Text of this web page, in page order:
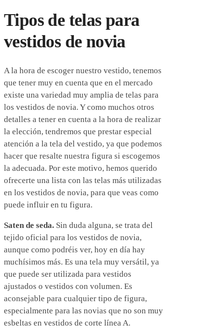
Tipos de telas para
vestidos de novia
A la hora de escoger nuestro vestido, tenemos
que tener muy en cuenta que en el mercado
existe una variedad muy amplia de telas para
los vestidos de novia. Y como muchos otros
detalles a tener en cuenta a la hora de realizar
la elección, tendremos que prestar especial
atención a la tela del vestido, ya que podemos
hacer que resalte nuestra figura si escogemos
la adecuada. Por este motivo, hemos querido
ofrecerte una lista con las telas más utilizadas
en los vestidos de novia, para que veas como
puede influir en tu figura.
Saten de seda. Sin duda alguna, se trata del
tejido oficial para los vestidos de novia,
aunque como podréis ver, hoy en día hay
muchísimos más. Es una tela muy versátil, ya
que puede ser utilizada para vestidos
ajustados o vestidos con volumen. Es
aconsejable para cualquier tipo de figura,
especialmente para las novias que no son muy
esbeltas en vestidos de corte línea A.